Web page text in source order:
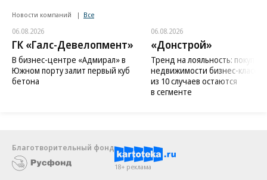
Новости компаний Все
06.08.2026
ГК «Галс-Девелопмент»
В бизнес-центре «Адмирал» в
Южном порту залит первый куб
бетона
06.08.2026
«Донстрой»
Тренд на лояльность:
недвижимости бизнес-класса
из 10 случаев остаются
в сегменте
Благотворительный фонд
18+ реклама